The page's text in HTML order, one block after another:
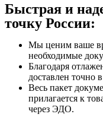
Быстрая и
точку России:
Мы ценим ваше
необходимые
Благодаря
доставлен точно
Весь пакет
прилагается к
через ЭДО.